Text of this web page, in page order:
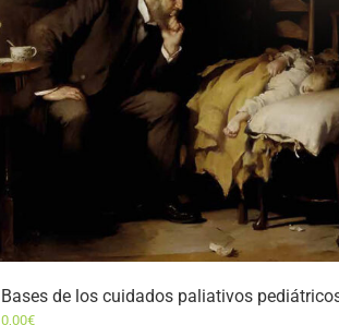
Bases de los cuidados paliativos
0,00€